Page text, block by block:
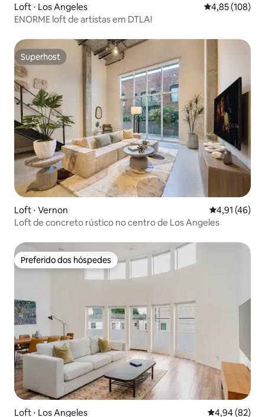
Loft ⋅ Los Angeles 4,85 de uma
4,85 (108)
ENORME loft de artistas em DTLA!
Superhost
Superhost
Loft ⋅ Vernon 4,91 de uma
4,91 (46)
Loft de concreto rústico no centro de Los Angeles
Preferido dos hóspedes
Preferido dos hóspedes
Loft ⋅ Los Angeles 4,94 de uma
4,94 (82)